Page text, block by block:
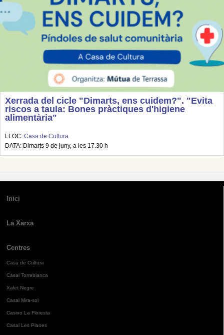
Xerrada del cicle "Dimarts, ens cuidem?". "Evita
riscos a taula: Bones pràctiques d'higiene
alimentària"
LLOC: Casa de Cultura
DATA: Dimarts 9 de juny, a les 17.30 h
Inici
La Xarxa
Centres
Casa de Cultura
Casal Torreblanca
Xalet Negre
Casal Mira-sol
Casino La Floresta
Casal Les Planes